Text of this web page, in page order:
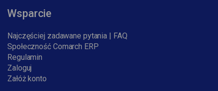
Wsparcie
Najczęściej zadawane pytania | FAQ
Społeczność Comarch ERP
Regulamin
Zaloguj
Załóż konto